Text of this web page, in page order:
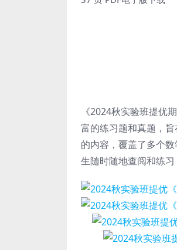
《2024秋实验班提优
富的练习题和真题，
的内容，覆盖了多个
生随时随地查阅和练